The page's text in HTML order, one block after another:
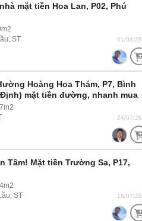
mặt tiền Hoa Lan, P02, Phú
ST
01/08/26
Hoàng Hoa Thám, P7, Bình
Định) mặt tiền đường, nhanh mua
24/07/26
Tâm! Mặt tiền Trường Sa, P17,
ST
18/07/26